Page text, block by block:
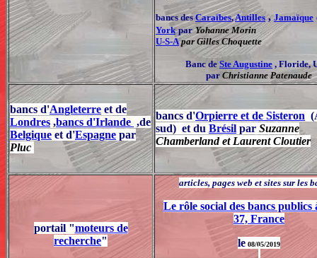
bancs desCaraïbes,Antilles,Jamaïque
York par Yohanne Morin
U-S-Apar Gilles Choquette
Banc de Ste Augustine , Floride,
par Christianne Patenaude
bancs d'Angleterre et de
Londres ,bancs d'Irlande ,de
Belgique et d'Espagne par
Pluc
bancs d'Orpierre et de Sisteron
sud) et du Brésil par Suzanne
Chamberland et Laurent Cloutier
portail "moteurs de
recherche"
articles, pages web et sites sur les
Le rôle social des bancs publics
37, France
le 08/05/2019